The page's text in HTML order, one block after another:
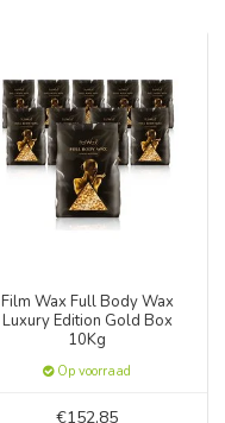
Film Wax Full Body Wax
Luxury Edition Gold Box
10Kg
Op voorraad
€152,85